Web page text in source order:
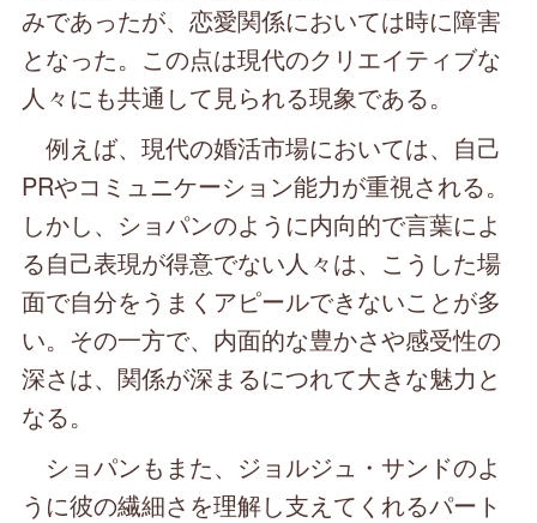
みであったが、恋愛関係においては時に障害
となった。この点は現代のクリエイティブな
人々にも共通して見られる現象である。
例えば、現代の婚活市場においては、自己
PRやコミュニケーション能力が重視される。
しかし、ショパンのように内向的で言葉によ
る自己表現が得意でない人々は、こうした場
面で自分をうまくアピールできないことが多
い。その一方で、内面的な豊かさや感受性の
深さは、関係が深まるにつれて大きな魅力と
なる。
ショパンもまた、ジョルジュ・サンドのよ
うに彼の繊細さを理解し支えてくれるパート